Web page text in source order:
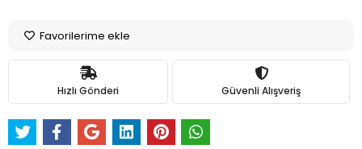
Favorilerime ekle
Hızlı Gönderi Güvenli Alışveriş